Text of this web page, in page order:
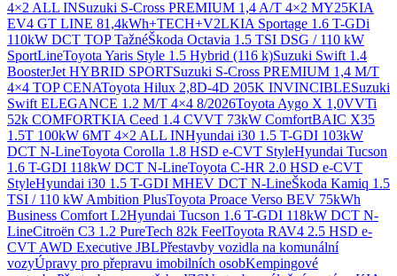
4×2 ALL INSuzuki S-Cross PREMIUM 1,4 A/T 4×2 MY25KIA
EV4 GT LINE 81,4kWh+TECH+V2LKIA Sportage 1.6 T-GDi
110kW DCT TOP TažnéŠkoda Octavia 1.5 TSI DSG / 110 kW
SportLineToyota Yaris Style 1.5 Hybrid (116 k)Suzuki Swift 1.4
BoosterJet HYBRID SPORTSuzuki S-Cross PREMIUM 1,4 M/T
4×4 TOP CENAToyota Hilux 2,8D-4D 205K INVINCIBLESuzuki
Swift ELEGANCE 1.2 M/T 4×4 8/2026Toyota Aygo X 1,0VVTi
52k COMFORTKIA Ceed 1.4 CVVT 73kW ComfortBAIC X35
1.5T 100kW 6MT 4×2 ALL INHyundai i30 1.5 T-GDI 103kW
DCT N-LineToyota Corolla 1.8 HSD e-CVT StyleHyundai Tucson
1.6 T-GDI 118kW DCT N-LineToyota C-HR 2.0 HSD e-CVT
StyleHyundai i30 1.5 T-GDI MHEV DCT N-LineŠkoda Kamiq 1.5
TSI / 110 kW Ambition PlusToyota Proace Verso BEV 75kWh
Business Comfort L2Hyundai Tucson 1.6 T-GDI 118kW DCT N-
LineCitroën C3 1.2 PureTech 82k FeelToyota RAV4 2.5 HSD e-
CVT AWD Executive JBLPřestavby vozidla na komunální
vozyÚpravy pro přepravu imobilních osobKempingové